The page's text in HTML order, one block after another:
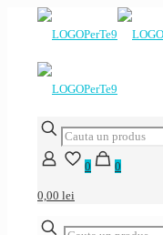
0 0
0,00 lei